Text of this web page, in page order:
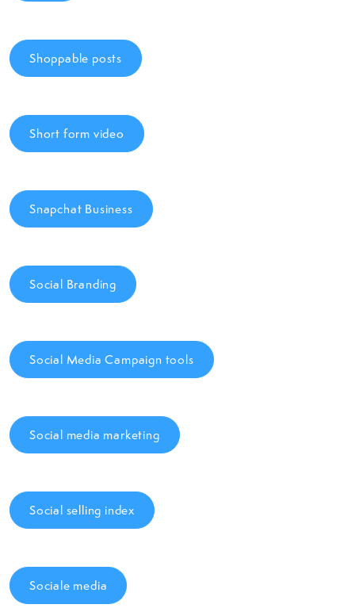
Shoppable posts
Short form video
Snapchat Business
Social Branding
Social Media Campaign tools
Social media marketing
Social selling index
Sociale media